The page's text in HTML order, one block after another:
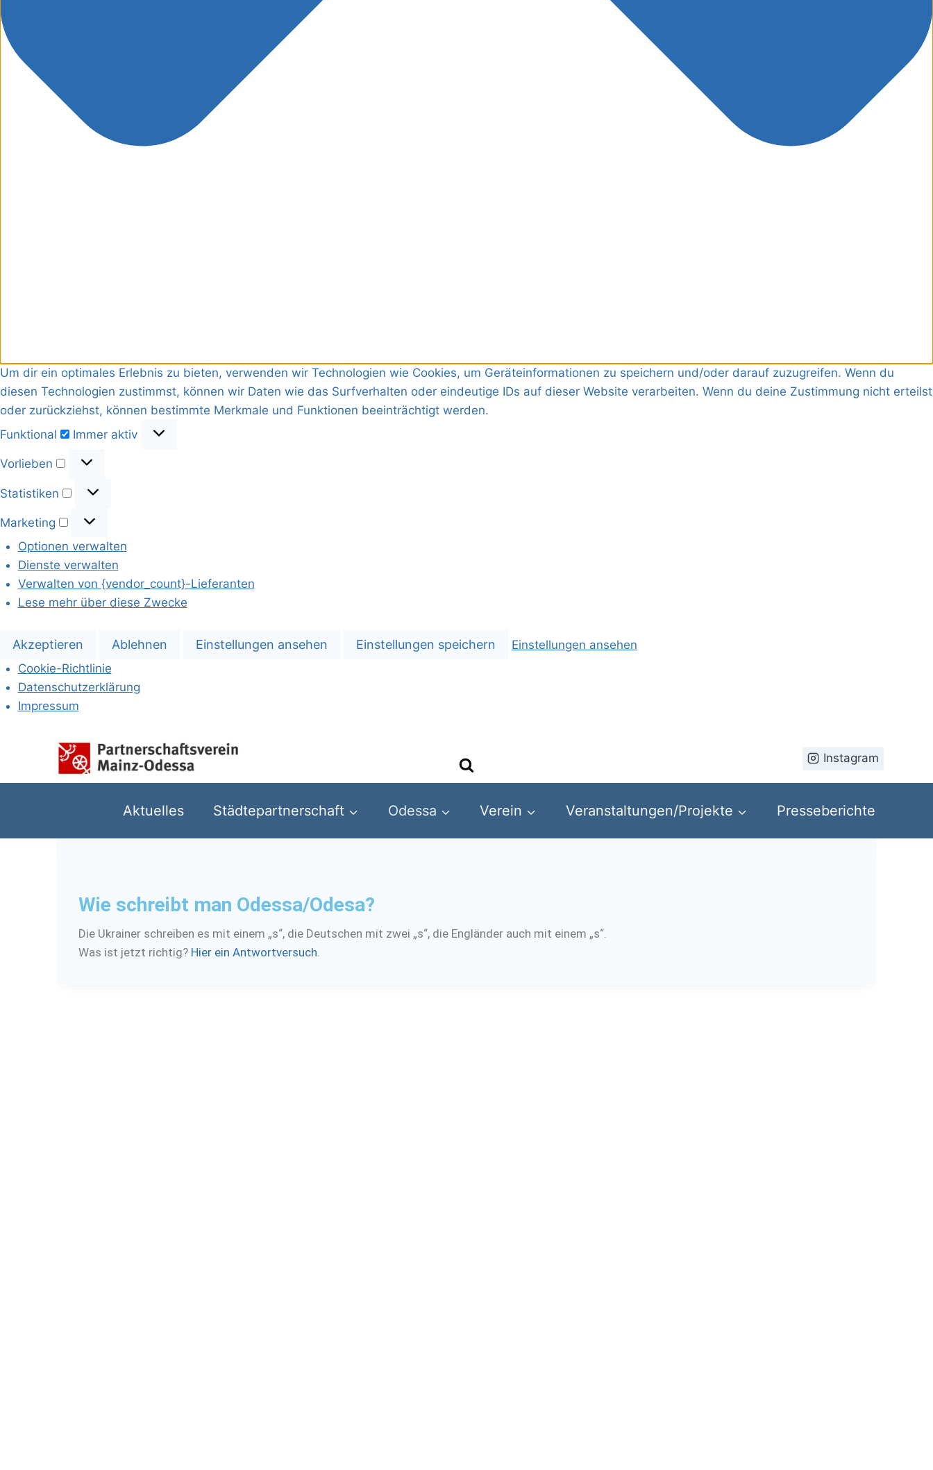
Um dir ein optimales Erlebnis zu bieten, verwenden wir Technologien wie Cookies, um Geräteinformationen zu speichern und/oder darauf zuzugreifen. Wenn du
diesen Technologien zustimmst, können wir Daten wie das Surfverhalten oder eindeutige IDs auf dieser Website verarbeiten. Wenn du deine Zustimmung nicht erteilst
oder zurückziehst, können bestimmte Merkmale und Funktionen beeinträchtigt werden.
Funktional
Immer aktiv
Vorlieben
Statistiken
Marketing
Optionen verwalten
Dienste verwalten
Verwalten von {vendor_count}-Lieferanten
Lese mehr über diese Zwecke
Akzeptieren Ablehnen Einstellungen ansehen Einstellungen speichern
Einstellungen ansehen
Cookie-Richtlinie
Datenschutzerklärung
Impressum
Instagram
Aktuelles Städtepartnerschaft Odessa Verein Veranstaltungen/Projekte Presseberichte
Wie schreibt man Odessa/Odesa?
Die Ukrainer schreiben es mit einem „s“, die Deutschen mit zwei „s“, die Engländer auch mit einem „s“.
Was ist jetzt richtig? Hier ein Antwortversuch.